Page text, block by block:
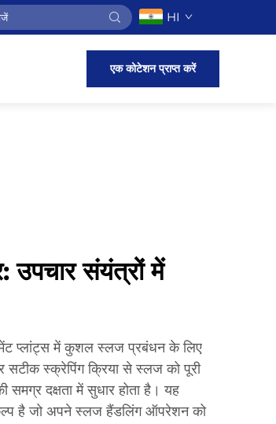
HI
एक कोटेशन प्राप्त करें
उपचार संयंत्रों में
प्लांट्स में कुशल स्लज प्रबंधन के लिए
सटीक स्क्रेपिंग क्रिया से स्लज को पूरी
समग्र दक्षता में सुधार होता है। यह
है जो अपने स्लज हैंडलिंग ऑपरेशन को